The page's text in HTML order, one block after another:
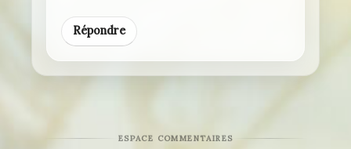
Répondre
ESPACE COMMENTAIRES